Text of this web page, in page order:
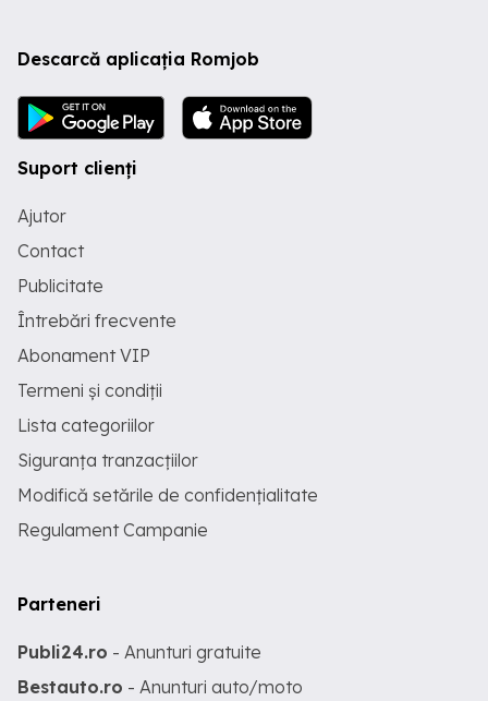
Descarcă aplicația Romjob
Suport clienți
Ajutor
Contact
Publicitate
Întrebări frecvente
Abonament VIP
Termeni și condiții
Lista categoriilor
Siguranța tranzacțiilor
Modifică setările de confidențialitate
Regulament Campanie
Parteneri
Publi24.ro - Anunturi gratuite
Bestauto.ro - Anunturi auto/moto